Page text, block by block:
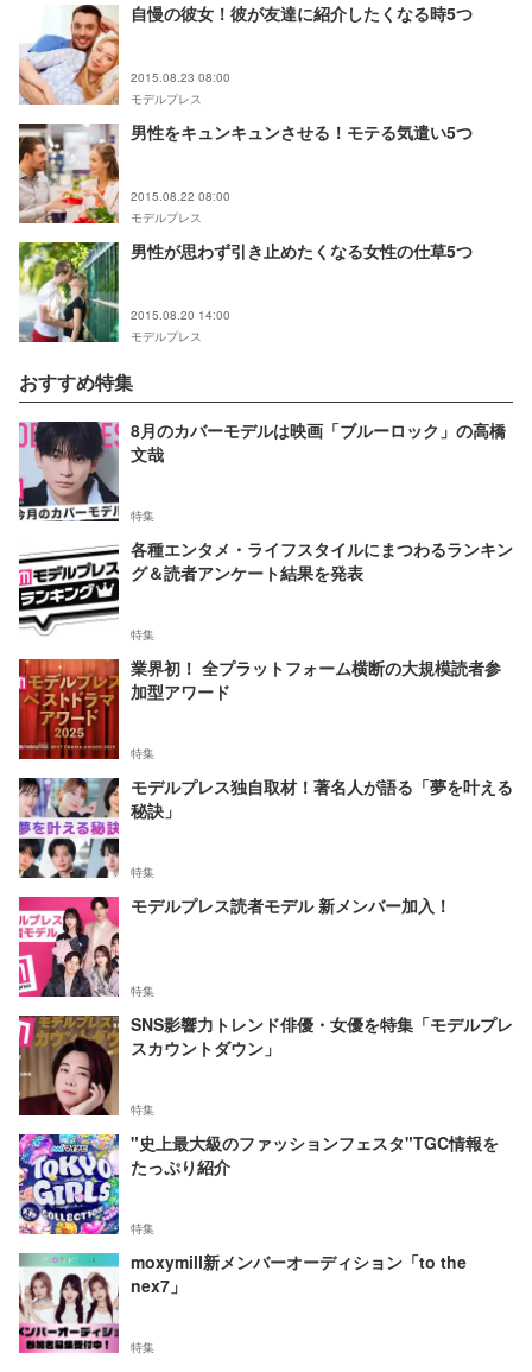
自慢の彼女！彼が友達に紹介したくなる時5つ
2015.08.23 08:00
モデルプレス
男性をキュンキュンさせる！モテる気遣い5つ
2015.08.22 08:00
モデルプレス
男性が思わず引き止めたくなる女性の仕草5つ
2015.08.20 14:00
モデルプレス
おすすめ特集
8月のカバーモデルは映画「ブルーロック」の高橋
文哉
特集
各種エンタメ・ライフスタイルにまつわるランキン
グ＆読者アンケート結果を発表
特集
業界初！ 全プラットフォーム横断の大規模読者参
加型アワード
特集
モデルプレス独自取材！著名人が語る「夢を叶える
秘訣」
特集
モデルプレス読者モデル 新メンバー加入！
特集
SNS影響力トレンド俳優・女優を特集「モデルプレ
スカウントダウン」
特集
"史上最大級のファッションフェスタ"TGC情報を
たっぷり紹介
特集
moxymill新メンバーオーディション「to the
nex7」
特集